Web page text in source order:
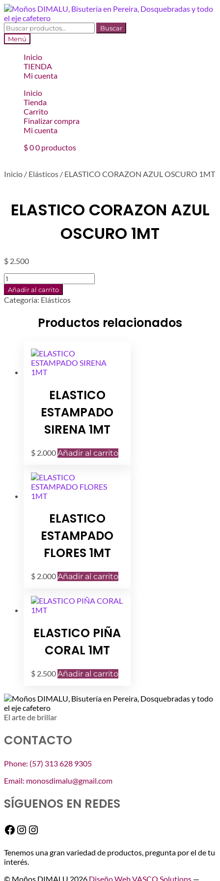
Ir
a
la
navegación
Ir
al
contenido
Buscar
por:
Buscar
Menú
Inicio
TIENDA
Mi cuenta
Inicio
Tienda
Carrito
Finalizar compra
Mi cuenta
$00 productos
Inicio / Elásticos / ELASTICO CORAZON AZUL OSCURO 1MT
ELASTICO CORAZON AZUL
OSCURO 1MT
$ 2.500
ELASTICO
CORAZON
AZUL
OSCURO
Añadir al carrito
Categoría: Elásticos
Productos relacionados
ELASTICO
ESTAMPADO
SIRENA 1MT
$ 2.000Añadir al carrito
ELASTICO
ESTAMPADO
FLORES 1MT
$ 2.000Añadir al carrito
ELASTICO PIÑA
CORAL 1MT
$ 2.500Añadir al carrito
El arte de brillar
CONTACTO
Phone: (57) 313 628 9305
Email: monosdimalu@gmail.com
SÍGUENOS EN REDES
Facebook
Instagram
Instagram
Tenemos una gran variedad de productos, pregunta por el de tu
interés.
© Moños DIMALU 2026 Diseño Web VASCO Solutions —